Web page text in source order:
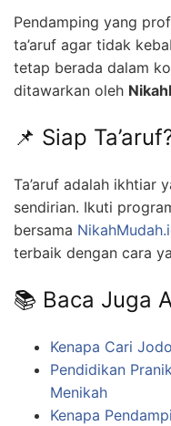
Pendamping yang
ta’aruf agar tidak
tetap berada dalam
ditawarkan oleh
📌 Siap
Ta’aruf adalah ikhtiar
sendirian. Ikuti
bersama
terbaik dengan cara
📚 Baca Juga
Kenapa Cari
Pendidikan
Menikah
Kenapa